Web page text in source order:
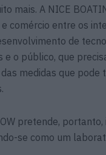
mais. A NICE
comércio entre os
de
o público, que
medidas que
pretende,
se como um